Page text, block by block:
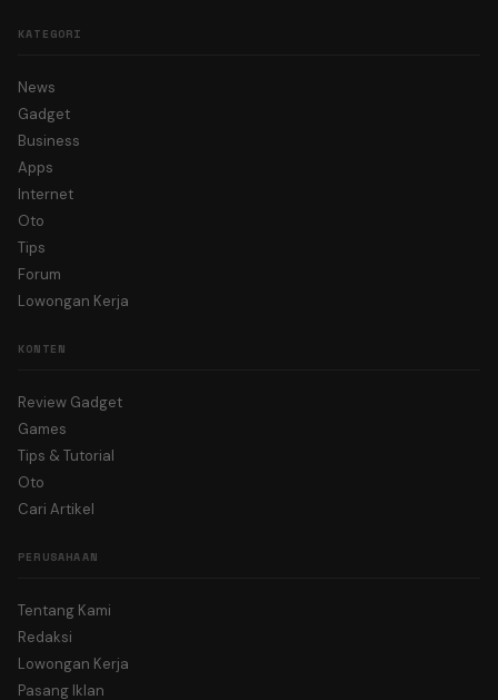
KATEGORI
News
Gadget
Business
Apps
Internet
Oto
Tips
Forum
Lowongan Kerja
KONTEN
Review Gadget
Games
Tips & Tutorial
Oto
Cari Artikel
PERUSAHAAN
Tentang Kami
Redaksi
Lowongan Kerja
Pasang Iklan